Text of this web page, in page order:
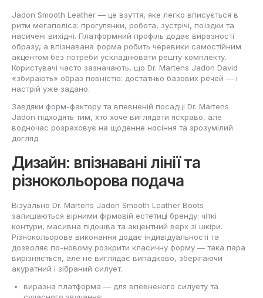
Jadon Smooth Leather — це взуття, яке легко вписується в
ритм мегаполіса: прогулянки, робота, зустрічі, поїздки та
насичені вихідні. Платформний профіль додає виразності
образу, а впізнавана форма робить черевики самостійним
акцентом без потреби ускладнювати решту комплекту.
Користувачі часто зазначають, що Dr. Martens Jadon David
«збирають» образ повністю: достатньо базових речей — і
настрій уже задано.
Завдяки форм-фактору та впевненій посадці Dr. Martens
Jadon підходять тим, хто хоче виглядати яскраво, але
водночас розраховує на щоденне носіння та зрозумілий
догляд.
Дизайн: впізнавані лінії та
різнокольорова подача
Візуально Dr. Martens Jadon Smooth Leather Boots
залишаються вірними фірмовій естетиці бренду: чіткі
контури, масивна підошва та акцентний верх зі шкіри.
Різнокольорове виконання додає індивідуальності та
дозволяє по-новому розкрити класичну форму — така пара
вирізняється, але не виглядає випадково, зберігаючи
акуратний і зібраний силует.
виразна платформа — для впевненого силуету та